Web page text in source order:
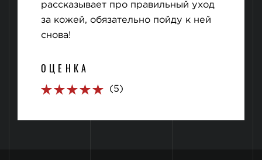
рассказывает про правильный уход
за кожей, обязательно пойду к ней
снова!
ОЦЕНКА
(5)